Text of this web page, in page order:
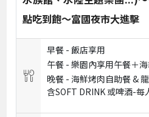
點吃到飽～富國夜市大進擊
早餐 -飯店享用
午餐 -樂園內享用午餐＋
晚餐 -海鮮烤肉自助餐 &
含SOFT DRINK 或啤酒-每